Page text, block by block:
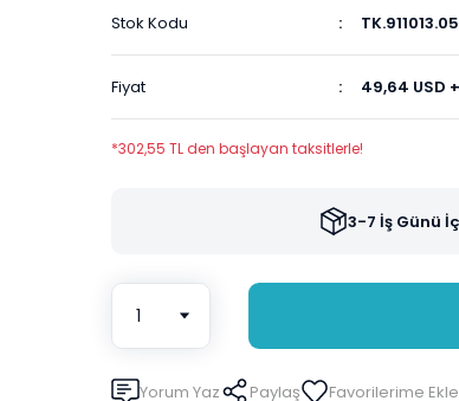
Stok Kodu
Fiyat 49,64 USD
*302,55 TL den başlayan taksitlerle!
3-7 İş Günü
Yorum Yaz Paylaş